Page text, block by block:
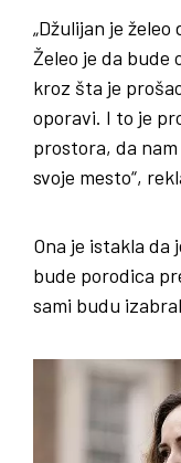
„Džulijan je
Želeo je da bude
kroz šta je
oporavi. I to je
prostora, da
svoje mesto“,
Ona je istakla da
bude porodica
sami budu